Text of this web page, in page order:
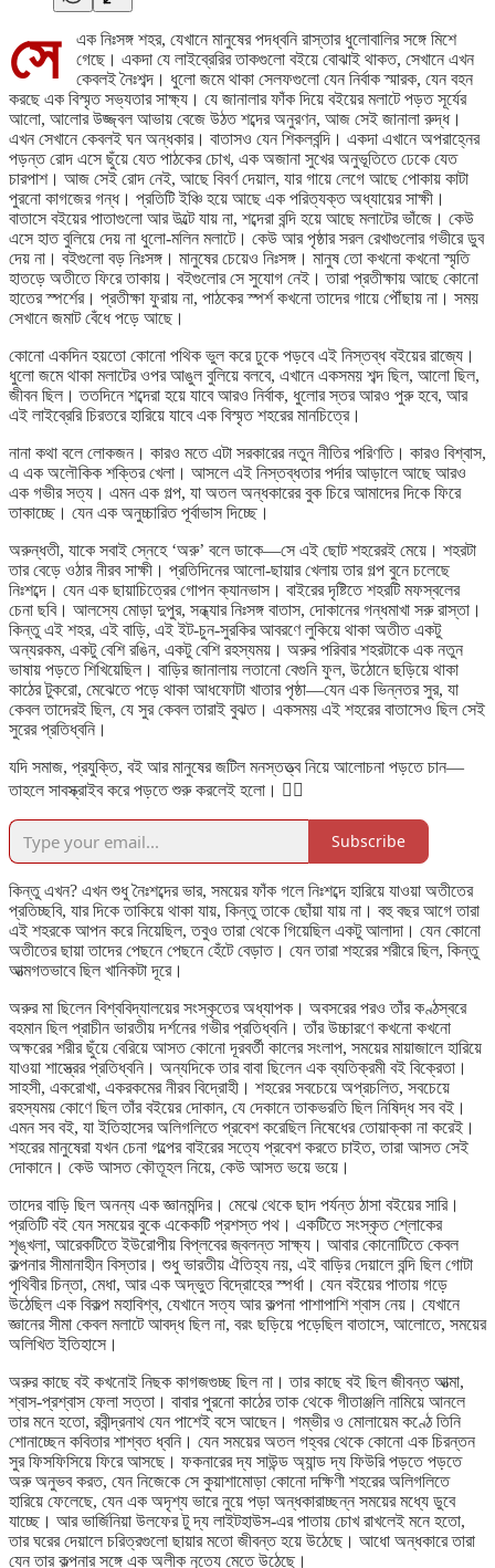
সে
এক নিঃসঙ্গ শহর, যেখানে মানুষের পদধ্বনি রাস্তার ধুলোবালির সঙ্গে মিশে
গেছে। একদা যে লাইব্রেরির তাকগুলো বইয়ে বোঝাই থাকত, সেখানে এখন
কেবলই নৈঃশব্দ। ধুলো জমে থাকা সেলফগুলো যেন নির্বাক স্মারক, যেন বহন
করছে এক বিস্মৃত সভ্যতার সাক্ষ্য। যে জানালার ফাঁক দিয়ে বইয়ের মলাটে পড়ত সূর্যের
আলো, আলোর উজ্জ্বল আভায় বেজে উঠত শব্দের অনুরণন, আজ সেই জানালা রুদ্ধ।
এখন সেখানে কেবলই ঘন অন্ধকার। বাতাসও যেন শিকলবন্দি। একদা এখানে অপরাহ্নের
পড়ন্ত রোদ এসে ছুঁয়ে যেত পাঠকের চোখ, এক অজানা সুখের অনুভূতিতে ঢেকে যেত
চারপাশ। আজ সেই রোদ নেই, আছে বিবর্ণ দেয়াল, যার গায়ে লেগে আছে পোকায় কাটা
পুরনো কাগজের গন্ধ। প্রতিটি ইঞ্চি হয়ে আছে এক পরিত্যক্ত অধ্যায়ের সাক্ষী।
বাতাসে বইয়ের পাতাগুলো আর উল্টে যায় না, শব্দেরা বন্দি হয়ে আছে মলাটের ভাঁজে। কেউ
এসে হাত বুলিয়ে দেয় না ধুলো-মলিন মলাটে। কেউ আর পৃষ্ঠার সরল রেখাগুলোর গভীরে ডুব
দেয় না। বইগুলো বড় নিঃসঙ্গ। মানুষের চেয়েও নিঃসঙ্গ। মানুষ তো কখনো কখনো স্মৃতি
হাতড়ে অতীতে ফিরে তাকায়। বইগুলোর সে সুযোগ নেই। তারা প্রতীক্ষায় আছে কোনো
হাতের স্পর্শের। প্রতীক্ষা ফুরায় না, পাঠকের স্পর্শ কখনো তাদের গায়ে পৌঁছায় না। সময়
সেখানে জমাট বেঁধে পড়ে আছে।
কোনো একদিন হয়তো কোনো পথিক ভুল করে ঢুকে পড়বে এই নিস্তব্ধ বইয়ের রাজ্যে।
ধুলো জমে থাকা মলাটের ওপর আঙুল বুলিয়ে বলবে, এখানে একসময় শব্দ ছিল, আলো ছিল,
জীবন ছিল। ততদিনে শব্দেরা হয়ে যাবে আরও নির্বাক, ধুলোর স্তর আরও পুরু হবে, আর
এই লাইব্রেরি চিরতরে হারিয়ে যাবে এক বিস্মৃত শহরের মানচিত্রে।
নানা কথা বলে লোকজন। কারও মতে এটা সরকারের নতুন নীতির পরিণতি। কারও বিশ্বাস,
এ এক অলৌকিক শক্তির খেলা। আসলে এই নিস্তব্ধতার পর্দার আড়ালে আছে আরও
এক গভীর সত্য। এমন এক গল্প, যা অতল অন্ধকারের বুক চিরে আমাদের দিকে ফিরে
তাকাচ্ছে। যেন এক অনুচ্চারিত পূর্বাভাস দিচ্ছে।
অরুন্ধতী, যাকে সবাই স্নেহে ‘অরু’ বলে ডাকে—সে এই ছোট শহরেরই মেয়ে। শহরটা
তার বেড়ে ওঠার নীরব সাক্ষী। প্রতিদিনের আলো-ছায়ার খেলায় তার গল্প বুনে চলেছে
নিঃশব্দে। যেন এক ছায়াচিত্রের গোপন ক্যানভাস। বাইরের দৃষ্টিতে শহরটি মফস্বলের
চেনা ছবি। আলস্যে মোড়া দুপুর, সন্ধ্যার নিঃসঙ্গ বাতাস, দোকানের গন্ধমাখা সরু রাস্তা।
কিন্তু এই শহর, এই বাড়ি, এই ইট-চুন-সুরকির আবরণে লুকিয়ে থাকা অতীত একটু
অন্যরকম, একটু বেশি রঙিন, একটু বেশি রহস্যময়। অরুর পরিবার শহরটাকে এক নতুন
ভাষায় পড়তে শিখিয়েছিল। বাড়ির জানালায় লতানো বেগুনি ফুল, উঠোনে ছড়িয়ে থাকা
কাঠের টুকরো, মেঝেতে পড়ে থাকা আধফোটা খাতার পৃষ্ঠা—যেন এক ভিন্নতর সুর, যা
কেবল তাদেরই ছিল, যে সুর কেবল তারাই বুঝত। একসময় এই শহরের বাতাসেও ছিল সেই
সুরের প্রতিধ্বনি।
যদি সমাজ, প্রযুক্তি, বই আর মানুষের জটিল মনস্তত্ত্ব নিয়ে আলোচনা পড়তে চান—
তাহলে সাবস্ক্রাইব করে পড়তে শুরু করলেই হলো। 👇🏻
Subscribe
কিন্তু এখন? এখন শুধু নৈঃশব্দের ভার, সময়ের ফাঁক গলে নিঃশব্দে হারিয়ে যাওয়া অতীতের
প্রতিচ্ছবি, যার দিকে তাকিয়ে থাকা যায়, কিন্তু তাকে ছোঁয়া যায় না। বহু বছর আগে তারা
এই শহরকে আপন করে নিয়েছিল, তবুও তারা থেকে গিয়েছিল একটু আলাদা। যেন কোনো
অতীতের ছায়া তাদের পেছনে পেছনে হেঁটে বেড়াত। যেন তারা শহরের শরীরে ছিল, কিন্তু
আত্মগতভাবে ছিল খানিকটা দূরে।
অরুর মা ছিলেন বিশ্ববিদ্যালয়ের সংস্কৃতের অধ্যাপক। অবসরের পরও তাঁর কণ্ঠস্বরে
বহমান ছিল প্রাচীন ভারতীয় দর্শনের গভীর প্রতিধ্বনি। তাঁর উচ্চারণে কখনো কখনো
অক্ষরের শরীর ছুঁয়ে বেরিয়ে আসত কোনো দূরবর্তী কালের সংলাপ, সময়ের মায়াজালে হারিয়ে
যাওয়া শাস্ত্রের প্রতিধ্বনি। অন্যদিকে তার বাবা ছিলেন এক ব্যতিক্রমী বই বিক্রেতা।
সাহসী, একরোখা, একরকমের নীরব বিদ্রোহী। শহরের সবচেয়ে অপ্রচলিত, সবচেয়ে
রহস্যময় কোণে ছিল তাঁর বইয়ের দোকান, যে দেকানে তাকভরতি ছিল নিষিদ্ধ সব বই।
এমন সব বই, যা ইতিহাসের অলিগলিতে প্রবেশ করেছিল নিষেধের তোয়াক্কা না করেই।
শহরের মানুষেরা যখন চেনা গল্পের বাইরের সত্যে প্রবেশ করতে চাইত, তারা আসত সেই
দোকানে। কেউ আসত কৌতূহল নিয়ে, কেউ আসত ভয়ে ভয়ে।
তাদের বাড়ি ছিল অনন্য এক জ্ঞানমন্দির। মেঝে থেকে ছাদ পর্যন্ত ঠাসা বইয়ের সারি।
প্রতিটি বই যেন সময়ের বুকে একেকটি প্রশস্ত পথ। একটিতে সংস্কৃত শ্লোকের
শৃঙ্খলা, আরেকটিতে ইউরোপীয় বিপ্লবের জ্বলন্ত সাক্ষ্য। আবার কোনোটিতে কেবল
কল্পনার সীমানাহীন বিস্তার। শুধু ভারতীয় ঐতিহ্য নয়, এই বাড়ির দেয়ালে বন্দি ছিল গোটা
পৃথিবীর চিন্তা, মেধা, আর এক অদ্ভুত বিদ্রোহের স্পর্ধা। যেন বইয়ের পাতায় গড়ে
উঠেছিল এক বিকল্প মহাবিশ্ব, যেখানে সত্য আর কল্পনা পাশাপাশি শ্বাস নেয়। যেখানে
জ্ঞানের সীমা কেবল মলাটে আবদ্ধ ছিল না, বরং ছড়িয়ে পড়েছিল বাতাসে, আলোতে, সময়ের
অলিখিত ইতিহাসে।
অরুর কাছে বই কখনোই নিছক কাগজগুচ্ছ ছিল না। তার কাছে বই ছিল জীবন্ত আত্মা,
শ্বাস-প্রশ্বাস ফেলা সত্তা। বাবার পুরনো কাঠের তাক থেকে গীতাঞ্জলি নামিয়ে আনলে
তার মনে হতো, রবীন্দ্রনাথ যেন পাশেই বসে আছেন। গম্ভীর ও মোলায়েম কণ্ঠে তিনি
শোনাচ্ছেন কবিতার শাশ্বত ধ্বনি। যেন সময়ের অতল গহ্বর থেকে কোনো এক চিরন্তন
সুর ফিসফিসিয়ে ফিরে আসছে। ফকনারের দ্য সাউন্ড অ্যান্ড দ্য ফিউরি পড়তে পড়তে
অরু অনুভব করত, যেন নিজেকে সে কুয়াশামোড়া কোনো দক্ষিণী শহরের অলিগলিতে
হারিয়ে ফেলেছে, যেন এক অদৃশ্য ভারে নুয়ে পড়া অন্ধকারাচ্ছন্ন সময়ের মধ্যে ডুবে
যাচ্ছে। আর ভার্জিনিয়া উলফের টু দ্য লাইটহাউস-এর পাতায় চোখ রাখলেই মনে হতো,
তার ঘরের দেয়ালে চরিত্রগুলো ছায়ার মতো জীবন্ত হয়ে উঠেছে। আধো অন্ধকারে তারা
যেন তার কল্পনার সঙ্গে এক অলীক নৃত্যে মেতে উঠেছে।